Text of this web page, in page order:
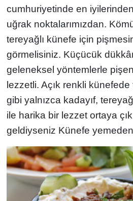
cumhuriyetinde en
uğrak noktalarımızdan.
tereyağlı künefe için
görmelisiniz. Küçücük
geleneksel yöntemlerle
lezzetli. Açık renkli künefede
gibi yalnızca kadayıf,
ile harika bir lezzet ortaya
geldiyseniz Künefe